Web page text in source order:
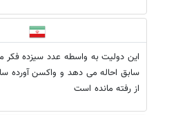
این دولیت به واسطه عدد سیزده فکر
سابق احاله می دهد و واکسن آورده
از رفته مانده است